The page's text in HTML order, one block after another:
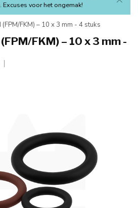
voor het ongemak!
FKM) – 10 x 3 mm - 4 stuks
FKM) – 10 x 3 mm -